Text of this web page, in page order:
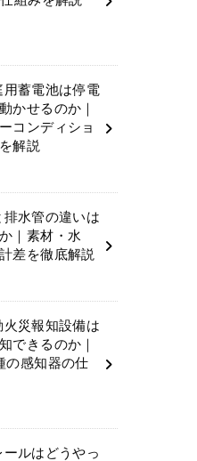
用蓄電池は停電
かせるのか｜
コンディショ
解説
水管の違いは
｜素材・水
差を徹底解説
火災報知設備は
できるのか｜
の感知器の仕
ールはどうやっ